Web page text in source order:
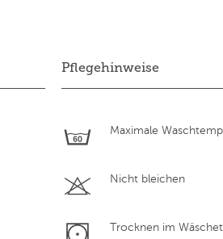
Pflegehinweise
Maximale
Nicht bleichen
Trocknen im